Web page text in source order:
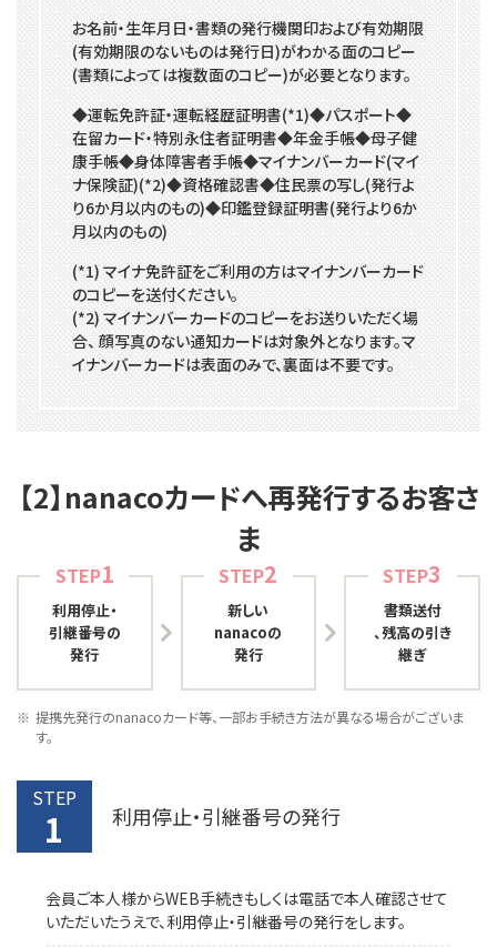
お名前・生年月日・書類の発行機関印および有効期限
(有効期限のないものは発行日)がわかる面のコピー
(書類によっては複数面のコピー)が必要となります。
◆運転免許証・運転経歴証明書(*1)◆パスポート◆
在留カード・特別永住者証明書◆年金手帳◆母子健
康手帳◆身体障害者手帳◆マイナンバーカード(マイ
ナ保険証)(*2)◆資格確認書◆住民票の写し(発行よ
り6か月以内のもの)◆印鑑登録証明書(発行より6か
月以内のもの)
(*1) マイナ免許証をご利用の方はマイナンバーカード
のコピーを送付ください。
(*2) マイナンバーカードのコピーをお送りいただく場
合、 顔写真のない通知カードは対象外となります。マ
イナンバーカードは表面のみで、裏面は不要です。
【2】nanacoカードへ再発行するお客さ
ま
STEP1
利用停止・
引継番号の
発行
STEP2
新しい
nanacoの
発行
STEP3
書類送付
、残高の引き
継ぎ
提携先発行のnanacoカード等、一部お手続き方法が異なる場合がございま
す。
STEP
1 利用停止・引継番号の発行
会員ご本人様からWEB手続きもしくは電話で本人確認させて
いただいたうえで、利用停止・引継番号の発行をします。